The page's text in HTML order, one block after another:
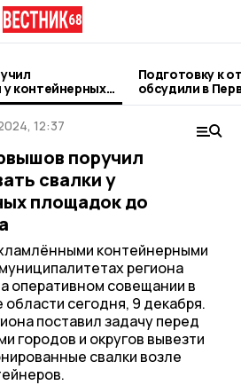
у контейнерных
Подготовку к
обсудили в
12:37
поручил
свалки у
площадок до
контейнерными
региона
оперативном совещании в
области сегодня, 9 декабря.
поставил задачу перед
городов и округов вывезти
свалки возле